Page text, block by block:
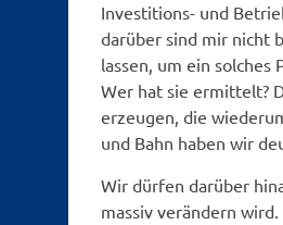
Investitions- und
darüber sind mir nicht
lassen, um ein
Wer hat sie ermittelt?
erzeugen, die
und Bahn haben wir
Wir dürfen darüber
massiv verändern